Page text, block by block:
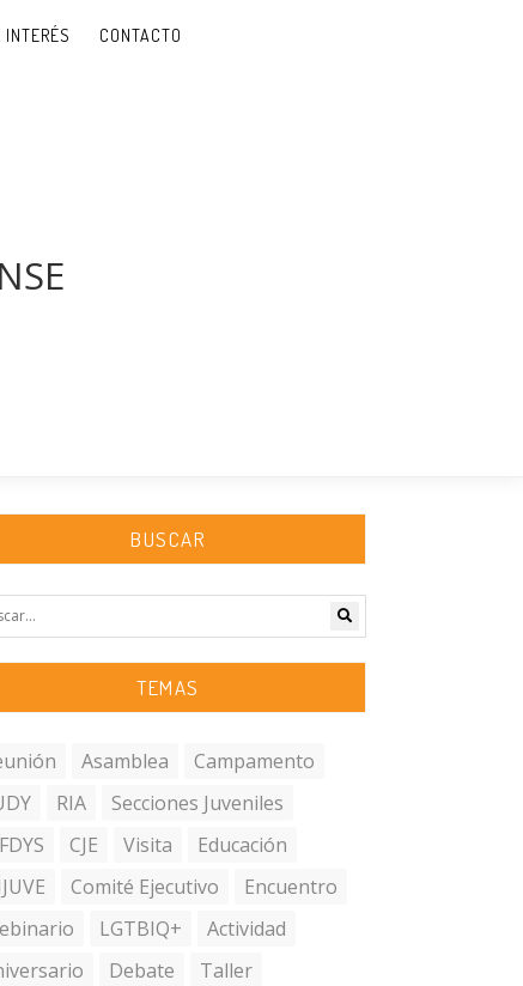
CONTACTO
BUSCAR
TEMAS
Asamblea
Campamento
RIA
Secciones Juveniles
CJE Visita
Educación
Comité Ejecutivo
Encuentro
LGTBIQ+
Actividad
Debate Taller